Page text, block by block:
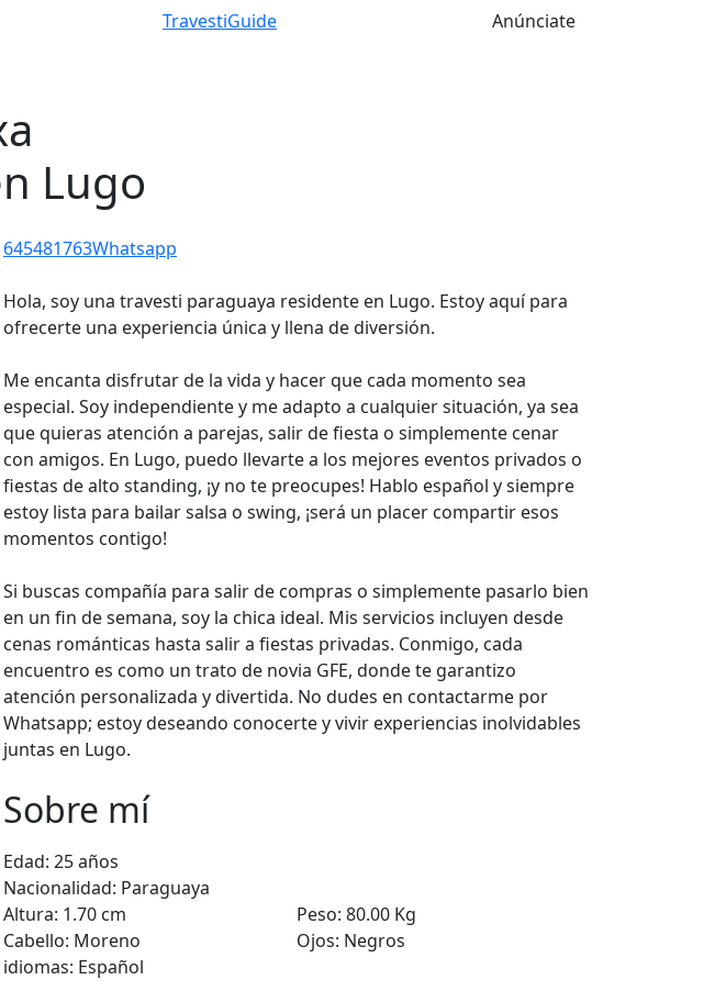
TravestiGuide Anúnciate
Lugo
645481763Whatsapp
Hola, soy una travesti paraguaya residente en Lugo. Estoy aquí para
ofrecerte una experiencia única y llena de diversión.
Me encanta disfrutar de la vida y hacer que cada momento sea
especial. Soy independiente y me adapto a cualquier situación, ya sea
que quieras atención a parejas, salir de fiesta o simplemente cenar
con amigos. En Lugo, puedo llevarte a los mejores eventos privados o
fiestas de alto standing, ¡y no te preocupes! Hablo español y siempre
estoy lista para bailar salsa o swing, ¡será un placer compartir esos
momentos contigo!
Si buscas compañía para salir de compras o simplemente pasarlo bien
en un fin de semana, soy la chica ideal. Mis servicios incluyen desde
cenas románticas hasta salir a fiestas privadas. Conmigo, cada
encuentro es como un trato de novia GFE, donde te garantizo
atención personalizada y divertida. No dudes en contactarme por
Whatsapp; estoy deseando conocerte y vivir experiencias inolvidables
juntas en Lugo.
Sobre mí
Edad: 25 años
Nacionalidad: Paraguaya
Altura: 1.70 cm Peso: 80.00 Kg
Cabello: Moreno Ojos: Negros
idiomas: Español